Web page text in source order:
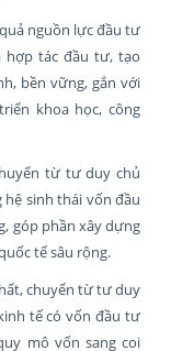
nguồn lực đầu tư
hợp tác đầu tư, tạo
bền vững, gắn với
khoa học, công
từ tư duy chủ
sinh thái vốn đầu
góp phần xây dựng
tế sâu rộng.
chuyển từ tư duy
tế có vốn đầu tư
mô vốn sang coi